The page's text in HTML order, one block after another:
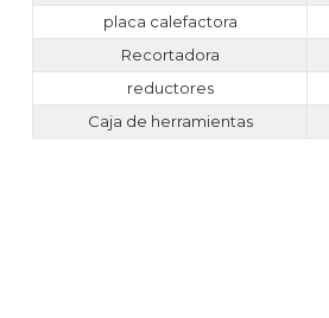
placa calefactora
Recortadora
reductores
Caja de herramientas